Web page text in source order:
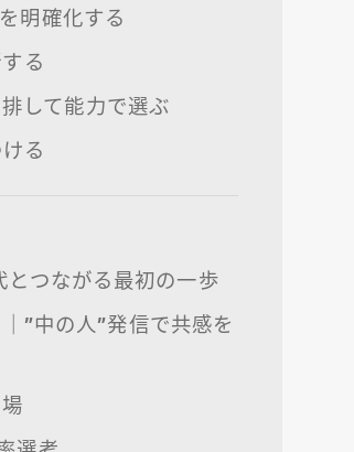
明確化する
る
して能力で選ぶ
る
つながる最初の一歩
”中の人”発信で共感を